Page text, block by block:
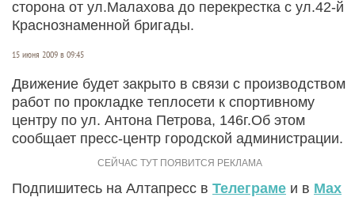
сторона от ул.Малахова до перекрестка с ул.42-й
Краснознаменной бригады.
15 июня 2009 в 09:45
Движение будет закрыто в связи с производством
работ по прокладке теплосети к спортивному
центру по ул. Антона Петрова, 146г.Об этом
сообщает пресс-центр городской администрации.
Подпишитесь на Алтапресс в Телеграме и в Max